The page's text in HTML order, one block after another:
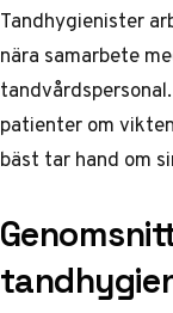
Tandhygienister
nära samarbete
patienter om
bäst tar hand om